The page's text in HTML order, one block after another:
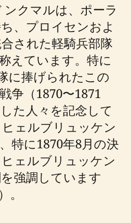
クマルは、ポーラ
、プロイセンおよ
された軽騎兵部隊
えています。特に
に捧げられたこの
争（1870〜1871
た人々を記念して
ェルブリュッケン
特に1870年8月の決
ェルブリュッケン
強調しています
）。